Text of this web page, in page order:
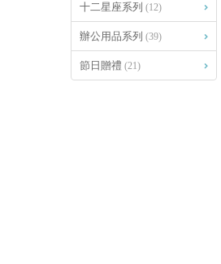
十二星座系列 (12)
辦公用品系列 (39)
節日贈禮 (21)